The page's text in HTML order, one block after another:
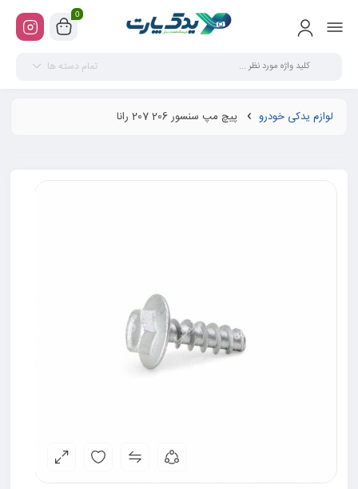
0
تمام دسته ها
لوازم یدکی خودرو پیچ مپ سنسور 206 207 رانا